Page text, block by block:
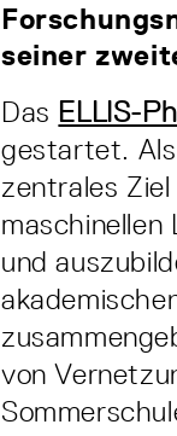
seiner
Das ELLIS-
gestartet.
zentrales
maschinellen
und
von